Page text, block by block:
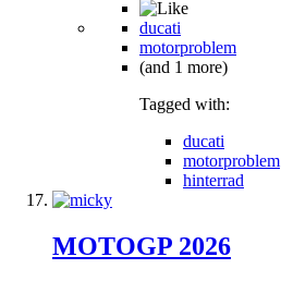
ducati
motorproblem
(and 1 more)
Tagged with:
ducati
motorproblem
hinterrad
MOTOGP 2026